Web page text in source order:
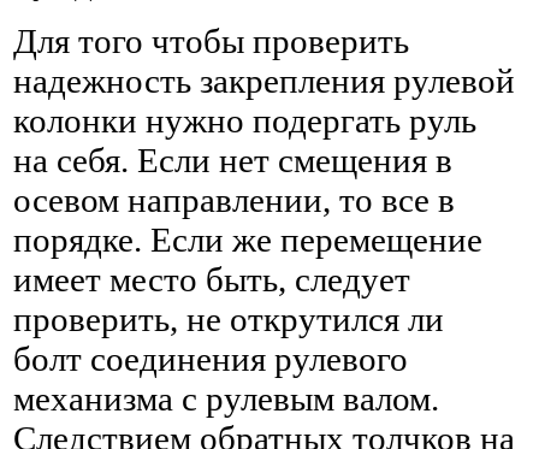
Для того чтобы проверить
надежность закрепления рулевой
колонки нужно подергать руль
на себя. Если нет смещения в
осевом направлении, то все в
порядке. Если же перемещение
имеет место быть, следует
проверить, не открутился ли
болт соединения рулевого
механизма с рулевым валом.
Следствием обратных толчков на